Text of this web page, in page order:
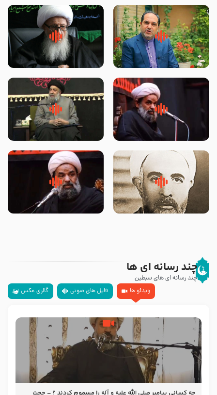
پیامبر صلی الله علیه وآله و سلم
فرمودند وای بر بچه های آخر
زوّار اربعین امام حسین (علیه
السلام) با این اشتیاق به زیارت
روضه جانسوز پاره های جگر امام
حسن مجتبی علیه السلام-حجت
لقب حضرت رقیه سلام الله علیها به
چه معناست – حجت الاسلام علوی
روضه‌ی مجلس یزید ملعون و
اسارت اهل‌بیت علیهم‌السلام –
سلام جوانی که امام حسین علیه
السلام خودش جوابش را دادند
چند رسانه ای ها
چند رسانه ای های سبطین
ویدئو ها
فایل های صوتی گالری عکس
چه کسانی پیامبر صلی الله علیه و آله را مسموم کردند ؟ – حجت